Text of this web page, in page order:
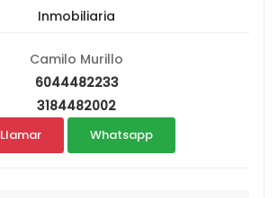
Inmobiliaria
Camilo Murillo
6044482233
3184482002
Llamar Whatsapp